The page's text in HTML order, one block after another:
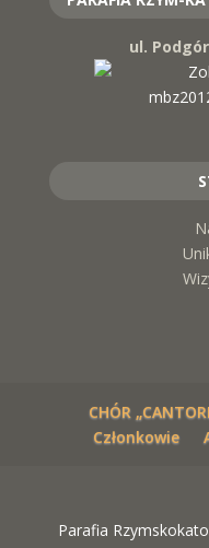
ul.
CHÓR
Członkowie
Parafia